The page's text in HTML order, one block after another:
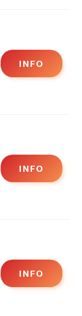
INFO
INFO
INFO